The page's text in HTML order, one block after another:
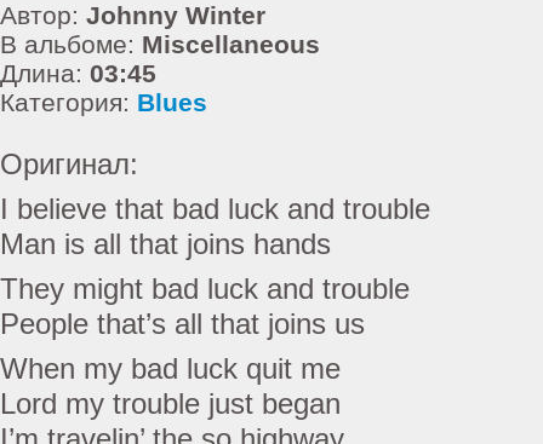
Автор: Johnny Winter
В альбоме: Miscellaneous
Длина: 03:45
Категория: Blues
Оригинал:
I believe that bad luck and trouble
Man is all that joins hands
They might bad luck and trouble
People that’s all that joins us
When my bad luck quit me
Lord my trouble just began